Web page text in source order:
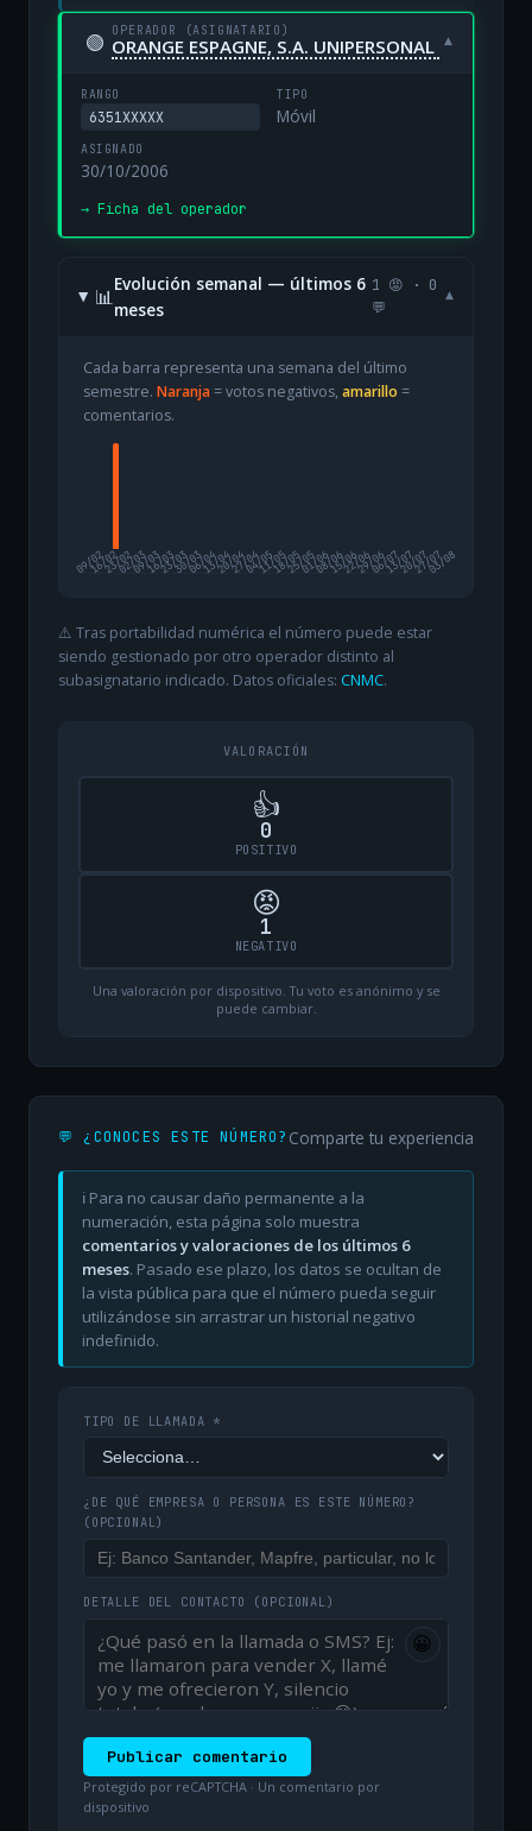
🟢 OPERADOR (ASIGNATARIO)
ORANGE ESPAGNE, S.A. UNIPERSONAL ▾
RANGO
6351XXXXX
TIPO
Móvil
ASIGNADO
30/10/2006
→ Ficha del operador
📊
Evolución semanal — últimos 6
meses
1 😡 · 0
💬
▾
Cada barra representa una semana del último
semestre. Naranja= votos negativos, amarillo =
comentarios.
09/02
16/0223/0202/0309/0316/0323/0330/0306/0413/0420/0427/0404/0511/0518/0525/0501/0608/0615/0622/0629/0606/0713/0720/0727/07
03/08
⚠️ Tras portabilidad numérica el número puede estar
siendo gestionado por otro operador distinto al
subasignatario indicado. Datos oficiales: CNMC.
VALORACIÓN
👍
0
POSITIVO
😡
1
NEGATIVO
Una valoración por dispositivo. Tu voto es anónimo y se
puede cambiar.
💬 ¿CONOCES ESTE NÚMERO? Comparte tu experiencia
ℹ️ Para no causar daño permanente a la
numeración, esta página solo muestra
comentarios y valoraciones de los últimos 6
meses. Pasado ese plazo, los datos se ocultan de
la vista pública para que el número pueda seguir
utilizándose sin arrastrar un historial negativo
indefinido.
TIPO DE LLAMADA *
¿DE QUÉ EMPRESA O PERSONA ES ESTE NÚMERO?
(OPCIONAL)
DETALLE DEL CONTACTO (OPCIONAL)
😀
Publicar comentario
Protegido por reCAPTCHA · Un comentario por
dispositivo